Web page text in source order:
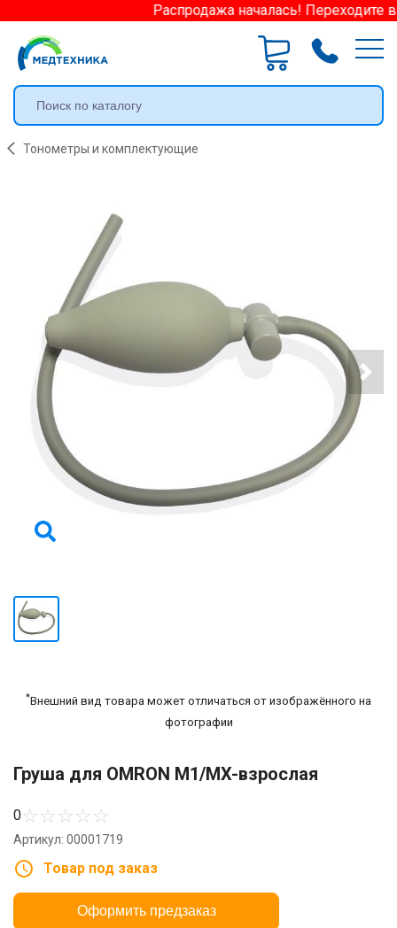
Распродажа началась! Переходите
Тонометры и комплектующие
*Внешний вид товара может отличаться от изображённого на
фотографии
Груша для OMRON M1/MX-взрослая
0☆☆☆☆☆
Артикул: 00001719
Товар под заказ
Оформить предзаказ